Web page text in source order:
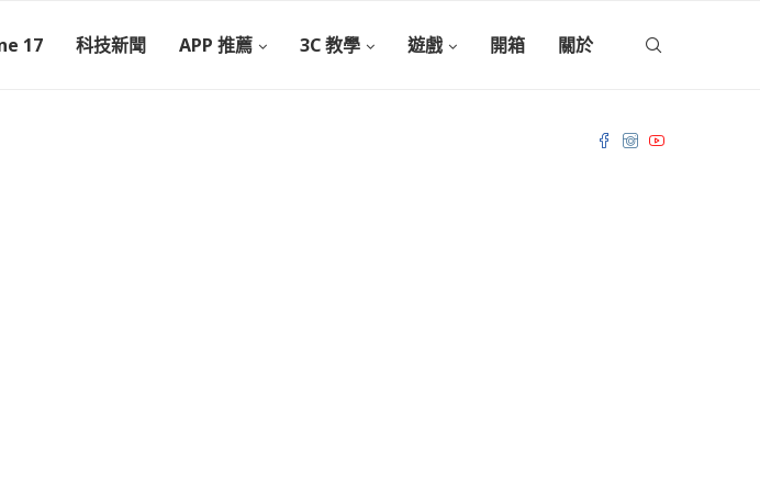
17 科技新聞 APP 推薦 3C 教學 遊戲 開箱 關於